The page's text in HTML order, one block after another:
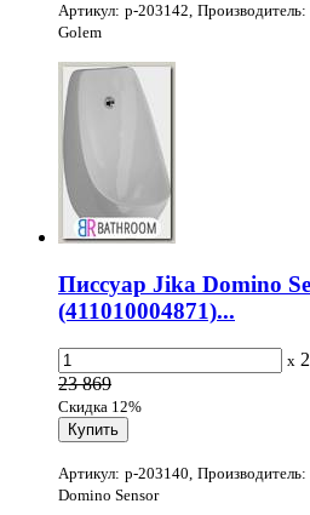
Артикул: p-203142,
Golem
Писсуар Jika Domino
(411010004871)...
x
23 869
Скидка 12%
Артикул: p-203140,
Domino Sensor